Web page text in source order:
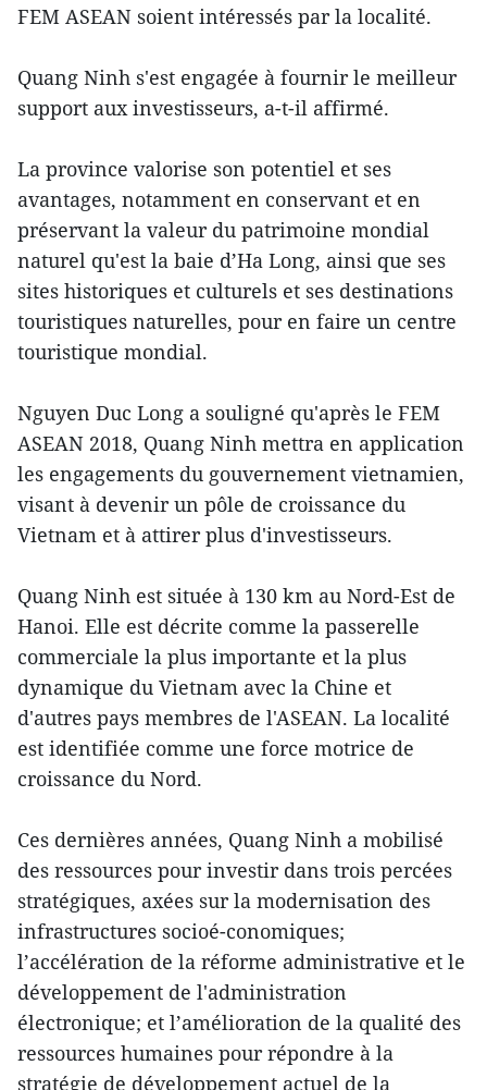
FEM ASEAN soient intéressés par la localité.
Quang Ninh s'est engagée à fournir le meilleur
support aux investisseurs, a-t-il affirmé.
La province valorise son potentiel et ses
avantages, notamment en conservant et en
préservant la valeur du patrimoine mondial
naturel qu'est la baie d’Ha Long, ainsi que ses
sites historiques et culturels et ses destinations
touristiques naturelles, pour en faire un centre
touristique mondial.
Nguyen Duc Long a souligné qu'après le FEM
ASEAN 2018, Quang Ninh mettra en application
les engagements du gouvernement vietnamien,
visant à devenir un pôle de croissance du
Vietnam et à attirer plus d'investisseurs.
Quang Ninh est située à 130 km au Nord-Est de
Hanoi. Elle est décrite comme la passerelle
commerciale la plus importante et la plus
dynamique du Vietnam avec la Chine et
d'autres pays membres de l'ASEAN. La localité
est identifiée comme une force motrice de
croissance du Nord.
Ces dernières années, Quang Ninh a mobilisé
des ressources pour investir dans trois percées
stratégiques, axées sur la modernisation des
infrastructures socioé-conomiques;
l’accélération de la réforme administrative et le
développement de l'administration
électronique; et l’amélioration de la qualité des
ressources humaines pour répondre à la
stratégie de développement actuel de la